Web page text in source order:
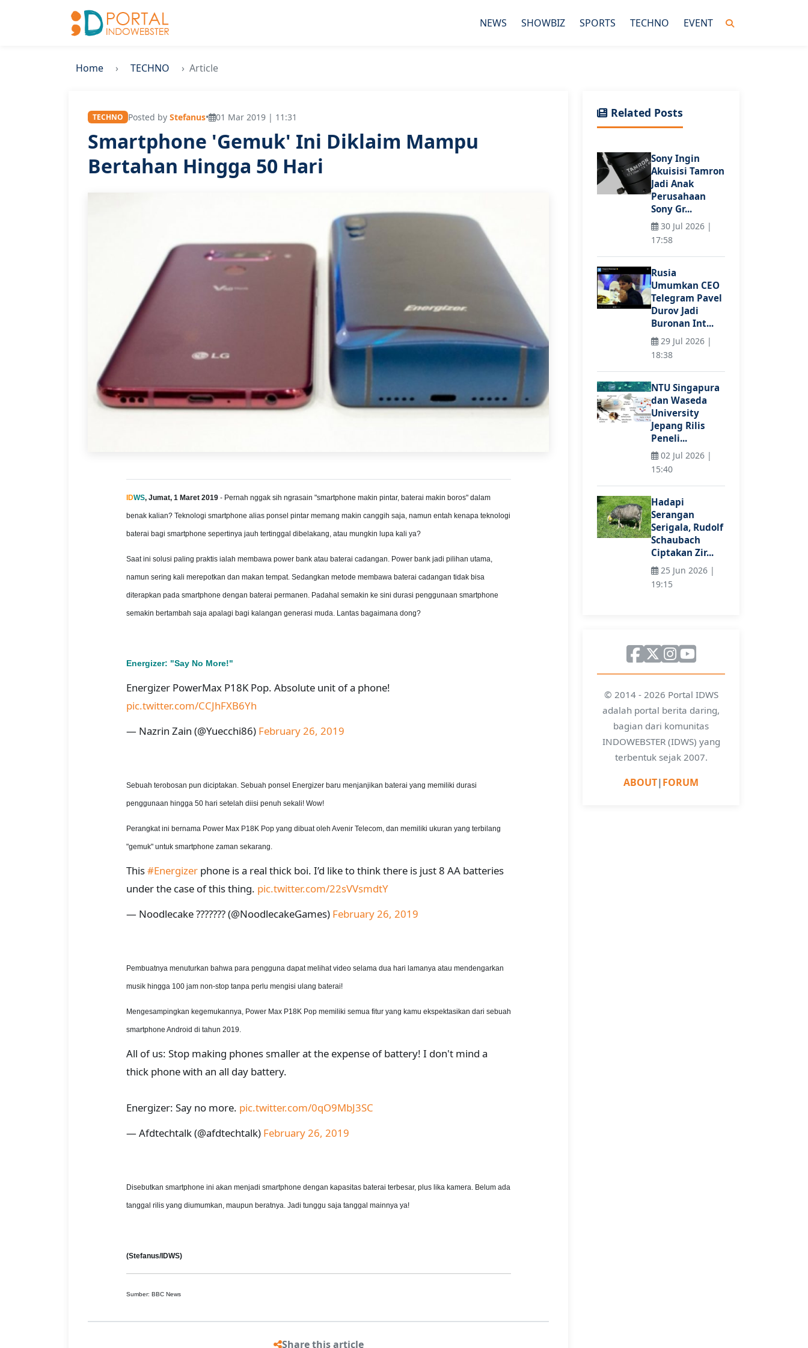
NEWS SHOWBIZ SPORTS TECHNO EVENT
Home TECHNO Article
TECHNO Posted by Stefanus• 01 Mar 2019 | 11:31
Smartphone 'Gemuk' Ini Diklaim Mampu
Bertahan Hingga 50 Hari
IDWS, Jumat, 1 Maret 2019- Pernah nggak sih ngrasain "smartphone makin pintar, baterai makin boros" dalam
benak kalian? Teknologi smartphone alias ponsel pintar memang makin canggih saja, namun entah kenapa teknologi
baterai bagi smartphone sepertinya jauh tertinggal dibelakang, atau mungkin lupa kali ya?
Saat ini solusi paling praktis ialah membawa power bank atau baterai cadangan. Power bank jadi pilihan utama,
namun sering kali merepotkan dan makan tempat. Sedangkan metode membawa baterai cadangan tidak bisa
diterapkan pada smartphone dengan baterai permanen. Padahal semakin ke sini durasi penggunaan smartphone
semakin bertambah saja apalagi bagi kalangan generasi muda. Lantas bagaimana dong?
Energizer: "Say No More!"
Energizer PowerMax P18K Pop. Absolute unit of a phone!
pic.twitter.com/CCJhFXB6Yh
— Nazrin Zain (@Yuecchi86) February 26, 2019
Sebuah terobosan pun diciptakan. Sebuah ponsel Energizer baru menjanjikan baterai yang memiliki durasi
penggunaan hingga 50 hari setelah diisi penuh sekali! Wow!
Perangkat ini bernama Power Max P18K Pop yang dibuat oleh Avenir Telecom, dan memiliki ukuran yang terbilang
"gemuk" untuk smartphone zaman sekarang.
This#Energizerphone is a real thick boi. I’d like to think there is just 8 AA batteries
under the case of this thing. pic.twitter.com/22sVVsmdtY
— Noodlecake ??????? (@NoodlecakeGames) February 26, 2019
Pembuatnya menuturkan bahwa para pengguna dapat melihat video selama dua hari lamanya atau mendengarkan
musik hingga 100 jam non-stop tanpa perlu mengisi ulang baterai!
Mengesampingkan kegemukannya, Power Max P18K Pop memiliki semua fitur yang kamu ekspektasikan dari sebuah
smartphone Android di tahun 2019.
All of us: Stop making phones smaller at the expense of battery! I don't mind a
thick phone with an all day battery.
Energizer: Say no more. pic.twitter.com/0qO9MbJ3SC
— Afdtechtalk (@afdtechtalk) February 26, 2019
Disebutkan smartphone ini akan menjadi smartphone dengan kapasitas baterai terbesar, plus lika kamera. Belum ada
tanggal rilis yang diumumkan, maupun beratnya. Jadi tunggu saja tanggal mainnya ya!
(Stefanus/IDWS)
Sumber: BBC News
Share this article
Related Posts
Sony Ingin
Akuisisi Tamron
Jadi Anak
Perusahaan
Sony Gr...
30 Jul 2026 |
17:58
Rusia
Umumkan CEO
Telegram Pavel
Durov Jadi
Buronan Int...
29 Jul 2026 |
18:38
NTU Singapura
dan Waseda
University
Jepang Rilis
Peneli...
02 Jul 2026 |
15:40
Hadapi
Serangan
Serigala, Rudolf
Schaubach
Ciptakan Zir...
25 Jun 2026 |
19:15
© 2014 - 2026 Portal IDWS
adalah portal berita daring,
bagian dari komunitas
INDOWEBSTER (IDWS) yang
terbentuk sejak 2007.
ABOUT|FORUM